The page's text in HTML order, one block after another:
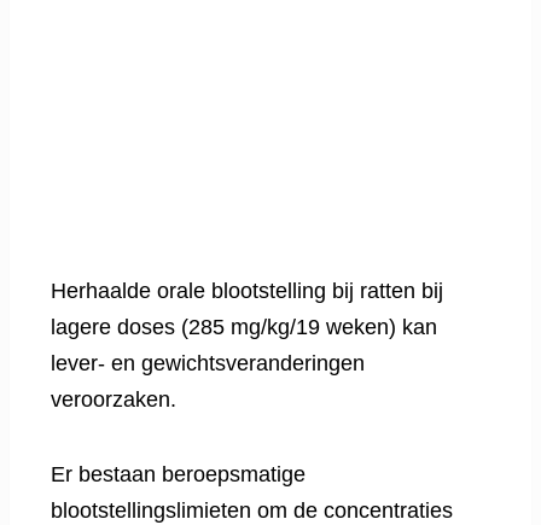
Herhaalde orale blootstelling bij ratten bij
lagere doses (285 mg/kg/19 weken) kan
lever- en gewichtsveranderingen
veroorzaken.
Er bestaan beroepsmatige
blootstellingslimieten om de concentraties